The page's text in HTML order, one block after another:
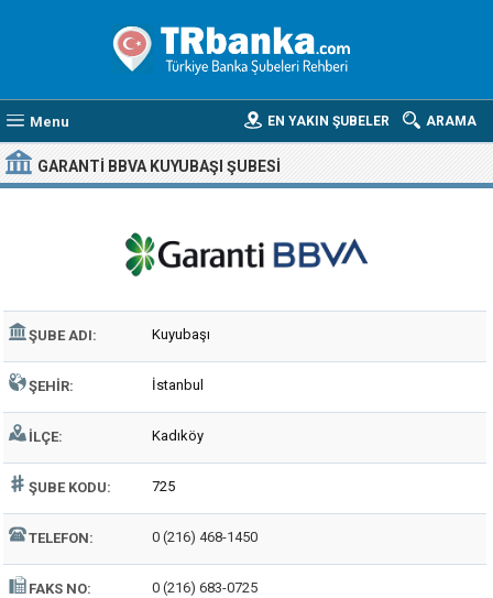
Menu ARAMA
EN YAKIN ŞUBELER
GARANTI BBVA KUYUBAŞI ŞUBESI
ŞUBE ADI: Kuyubaşı
ŞEHIR: İstanbul
İLÇE: Kadıköy
ŞUBE KODU: 725
TELEFON: 0 (216) 468-1450
FAKS NO: 0 (216) 683-0725